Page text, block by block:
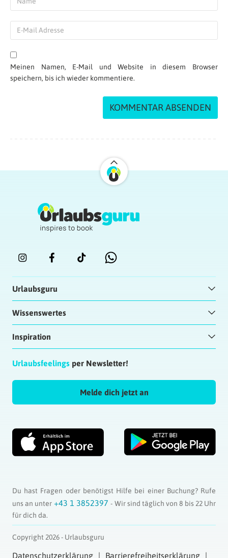
Meinen Namen, E-Mail und Website in diesem Browser
speichern, bis ich wieder kommentiere.
Urlaubsguru
Wissenswertes
Inspiration
Urlaubsfeelings per Newsletter!
Melde dich jetzt an
Du hast Fragen oder benötigst Hilfe bei einer Buchung? Rufe
uns an unter +43 1 3852397- Wir sind täglich von 8 bis 22 Uhr
für dich da.
Copyright 2026 - Urlaubsguru
Datenschutzerklärung Barrierefreiheitserklärung